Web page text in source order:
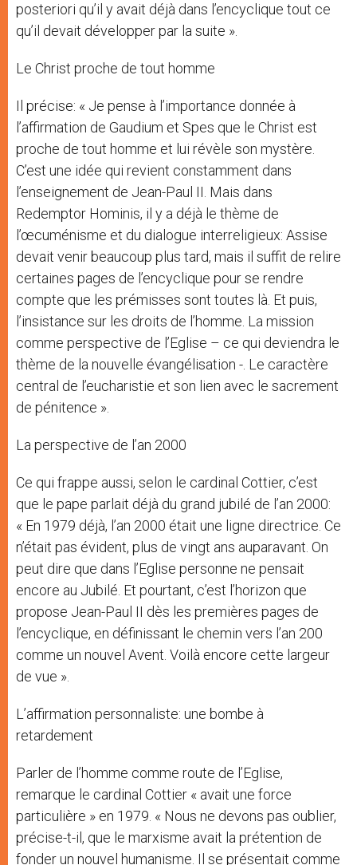
posteriori qu’il y avait déjà dans l’encyclique tout ce
qu’il devait développer par la suite ».
Le Christ proche de tout homme
Il précise: « Je pense à l’importance donnée à
l’affirmation de Gaudium et Spes que le Christ est
proche de tout homme et lui révèle son mystère.
C’est une idée qui revient constamment dans
l’enseignement de Jean-Paul II. Mais dans
Redemptor Hominis, il y a déjà le thème de
l’œcuménisme et du dialogue interreligieux: Assise
devait venir beaucoup plus tard, mais il suffit de relire
certaines pages de l’encyclique pour se rendre
compte que les prémisses sont toutes là. Et puis,
l’insistance sur les droits de l’homme. La mission
comme perspective de l’Eglise – ce qui deviendra le
thème de la nouvelle évangélisation -. Le caractère
central de l’eucharistie et son lien avec le sacrement
de pénitence ».
La perspective de l’an 2000
Ce qui frappe aussi, selon le cardinal Cottier, c’est
que le pape parlait déjà du grand jubilé de l’an 2000:
« En 1979 déjà, l’an 2000 était une ligne directrice. Ce
n’était pas évident, plus de vingt ans auparavant. On
peut dire que dans l’Eglise personne ne pensait
encore au Jubilé. Et pourtant, c’est l’horizon que
propose Jean-Paul II dès les premières pages de
l’encyclique, en définissant le chemin vers l’an 200
comme un nouvel Avent. Voilà encore cette largeur
de vue ».
L’affirmation personnaliste: une bombe à
retardement
Parler de l’homme comme route de l’Eglise,
remarque le cardinal Cottier « avait une force
particulière » en 1979. « Nous ne devons pas oublier,
précise-t-il, que le marxisme avait la prétention de
fonder un nouvel humanisme. Il se présentait comme